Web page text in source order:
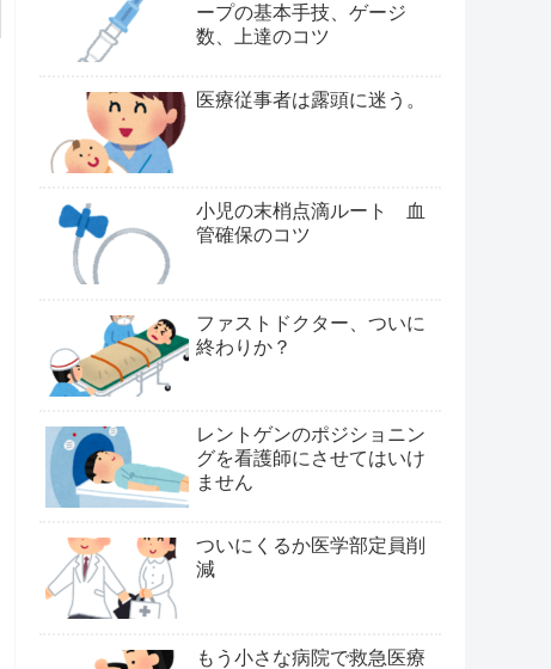
ープの基本手技、ゲージ
数、上達のコツ
医療従事者は露頭に迷う。
小児の末梢点滴ルート 血
管確保のコツ
ファストドクター、ついに
終わりか？
レントゲンのポジショニン
グを看護師にさせてはいけ
ません
ついにくるか医学部定員削
減
もう小さな病院で救急医療